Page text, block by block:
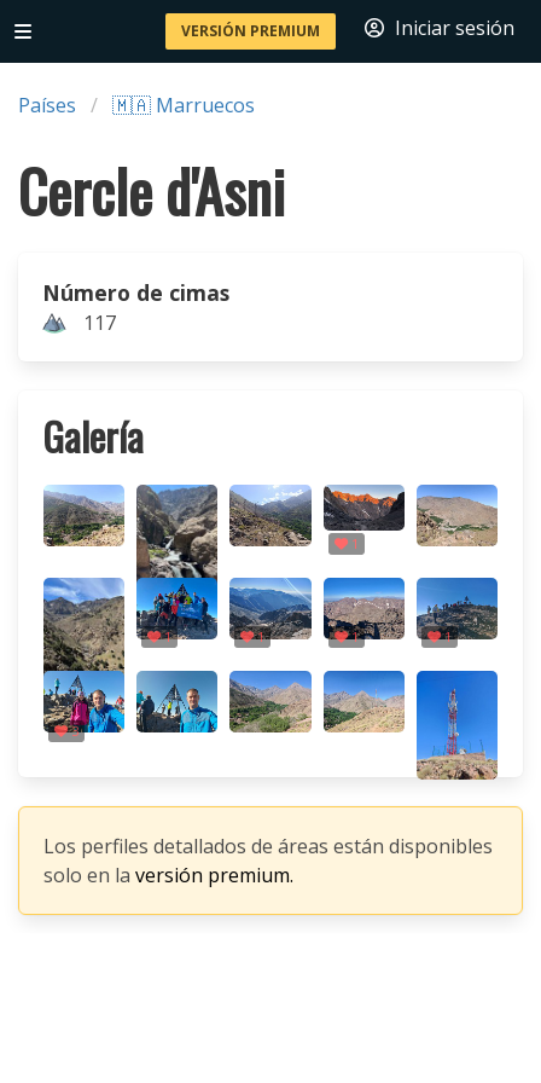
VERSIÓN PREMIUM Iniciar sesión
Países 🇲🇦 Marruecos
Cercle d'Asni
Número de cimas
117
Galería
1
1 1 1 1
3
Los perfiles detallados de áreas están disponibles
solo en la versión premium.